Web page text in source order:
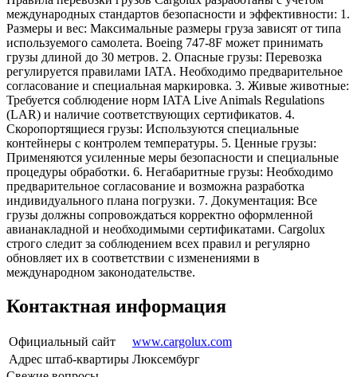
международных стандартов безопасности и эффективности: 1.
Размеры и вес: Максимальные размеры груза зависят от типа
используемого самолета. Boeing 747-8F может принимать
грузы длиной до 30 метров. 2. Опасные грузы: Перевозка
регулируется правилами IATA. Необходимо предварительное
согласование и специальная маркировка. 3. Живые животные:
Требуется соблюдение норм IATA Live Animals Regulations
(LAR) и наличие соответствующих сертификатов. 4.
Скоропортящиеся грузы: Используются специальные
контейнеры с контролем температуры. 5. Ценные грузы:
Применяются усиленные меры безопасности и специальные
процедуры обработки. 6. Негабаритные грузы: Необходимо
предварительное согласование и возможна разработка
индивидуального плана погрузки. 7. Документация: Все
грузы должны сопровождаться корректно оформленной
авианакладной и необходимыми сертификатами. Cargolux
строго следит за соблюдением всех правил и регулярно
обновляет их в соответствии с изменениями в
международном законодательстве.
Контактная информация
Официальный сайт
www.cargolux.com
Адрес штаб-квартиры Люксембург